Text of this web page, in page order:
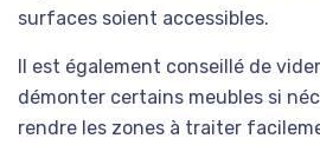
surfaces soient accessibles.
Il est également conseillé de
démonter certains meubles si
rendre les zones à traiter